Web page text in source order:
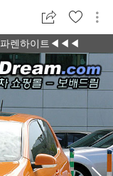
렌하이트◀◀◀